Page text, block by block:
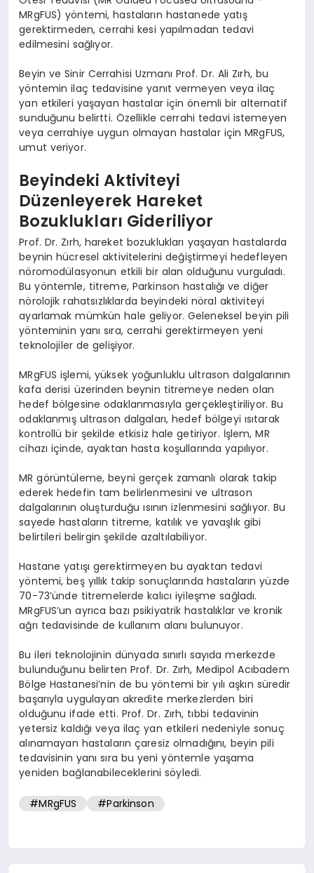
MRgFUS) yöntemi, hastaların hastanede yatış
gerektirmeden, cerrahi kesi yapılmadan tedavi
edilmesini sağlıyor.
Beyin ve Sinir Cerrahisi Uzmanı Prof. Dr. Ali Zırh, bu
yöntemin ilaç tedavisine yanıt vermeyen veya ilaç
yan etkileri yaşayan hastalar için önemli bir alternatif
sunduğunu belirtti. Özellikle cerrahi tedavi istemeyen
veya cerrahiye uygun olmayan hastalar için MRgFUS,
umut veriyor.
Beyindeki Aktiviteyi
Düzenleyerek Hareket
Bozuklukları Gideriliyor
Prof. Dr. Zırh, hareket bozuklukları yaşayan hastalarda
beynin hücresel aktivitelerini değiştirmeyi hedefleyen
nöromodülasyonun etkili bir alan olduğunu vurguladı.
Bu yöntemle, titreme, Parkinson hastalığı ve diğer
nörolojik rahatsızlıklarda beyindeki nöral aktiviteyi
ayarlamak mümkün hale geliyor. Geleneksel beyin pili
yönteminin yanı sıra, cerrahi gerektirmeyen yeni
teknolojiler de gelişiyor.
MRgFUS işlemi, yüksek yoğunluklu ultrason dalgalarının
kafa derisi üzerinden beynin titremeye neden olan
hedef bölgesine odaklanmasıyla gerçekleştiriliyor. Bu
odaklanmış ultrason dalgaları, hedef bölgeyi ısıtarak
kontrollü bir şekilde etkisiz hale getiriyor. İşlem, MR
cihazı içinde, ayaktan hasta koşullarında yapılıyor.
MR görüntüleme, beyni gerçek zamanlı olarak takip
ederek hedefin tam belirlenmesini ve ultrason
dalgalarının oluşturduğu ısının izlenmesini sağlıyor. Bu
sayede hastaların titreme, katılık ve yavaşlık gibi
belirtileri belirgin şekilde azaltılabiliyor.
Hastane yatışı gerektirmeyen bu ayaktan tedavi
yöntemi, beş yıllık takip sonuçlarında hastaların yüzde
70-73’ünde titremelerde kalıcı iyileşme sağladı.
MRgFUS’un ayrıca bazı psikiyatrik hastalıklar ve kronik
ağrı tedavisinde de kullanım alanı bulunuyor.
Bu ileri teknolojinin dünyada sınırlı sayıda merkezde
bulunduğunu belirten Prof. Dr. Zırh, Medipol Acıbadem
Bölge Hastanesi’nin de bu yöntemi bir yılı aşkın süredir
başarıyla uygulayan akredite merkezlerden biri
olduğunu ifade etti. Prof. Dr. Zırh, tıbbi tedavinin
yetersiz kaldığı veya ilaç yan etkileri nedeniyle sonuç
alınamayan hastaların çaresiz olmadığını, beyin pili
tedavisinin yanı sıra bu yeni yöntemle yaşama
yeniden bağlanabileceklerini söyledi.
#MRgFUS #Parkinson